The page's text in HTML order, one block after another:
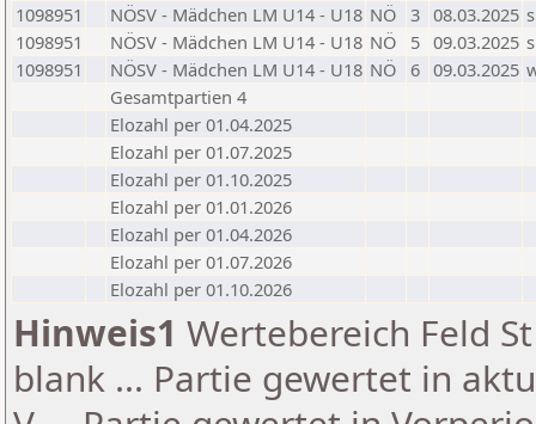
1098951
NÖSV - Mädchen LM U14 - U18 NÖ 3 08.03.2025 s
1098951
NÖSV - Mädchen LM U14 - U18 NÖ 5 09.03.2025 s
1098951
NÖSV - Mädchen LM U14 - U18 NÖ 6 09.03.2025
Gesamtpartien 4
Elozahl per 01.04.2025
Elozahl per 01.07.2025
Elozahl per 01.10.2025
Elozahl per 01.01.2026
Elozahl per 01.04.2026
Elozahl per 01.07.2026
Elozahl per 01.10.2026
Hinweis1 Wertebereich Feld
blank ... Partie gewertet in